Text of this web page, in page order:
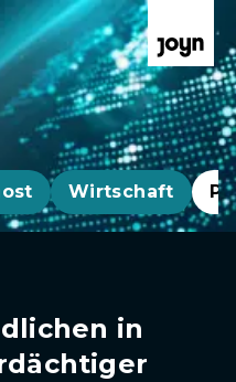
Wirtschaft
in